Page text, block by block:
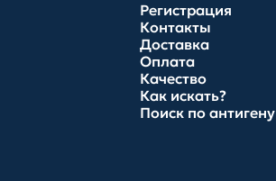
Регистрация
Контакты
Доставка
Оплата
Качество
Как искать?
Поиск по антигену